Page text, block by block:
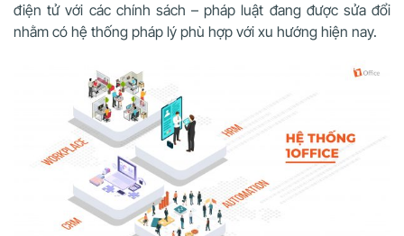
điện tử với các chính sách – pháp luật đang được sửa đổi
nhằm có hệ thống pháp lý phù hợp với xu hướng hiện nay.